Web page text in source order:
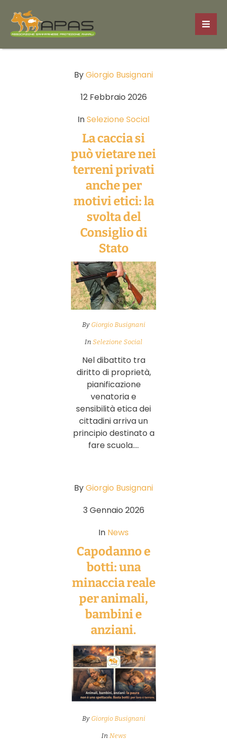
ByGiorgio Busignani
12 Febbraio 2026
InSelezione Social
La caccia si
può vietare nei
terreni privati
anche per
motivi etici: la
svolta del
Consiglio di
Stato
By Giorgio Busignani
In Selezione Social
Nel dibattito tra
diritto di proprietà,
pianificazione
venatoria e
sensibilità etica dei
cittadini arriva un
principio destinato a
fare scuola....
ByGiorgio Busignani
3 Gennaio 2026
In News
Capodanno e
botti: una
minaccia reale
per animali,
bambini e
anziani.
By Giorgio Busignani
In News